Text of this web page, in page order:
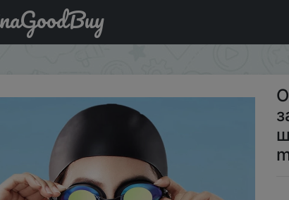
Xiaomi Yunmai плавательные очки + зажим для